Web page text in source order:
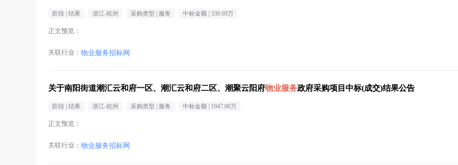
阶段 | 结果 浙江-杭州 采购类型 | 服务 中标金额 | 338.69万
正文预览：
关联行业： 物业服务招标网
关于南阳街道潮汇云和府一区、潮汇云和府二区、潮聚云阳府物业服务政府采购项目中标(成交)结果公告
阶段 | 结果 浙江-杭州 采购类型 | 服务 中标金额 | 1947.00万
正文预览：
关联行业： 物业服务招标网